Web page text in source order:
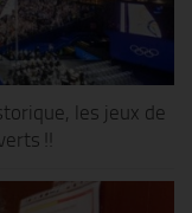
les jeux de
!!